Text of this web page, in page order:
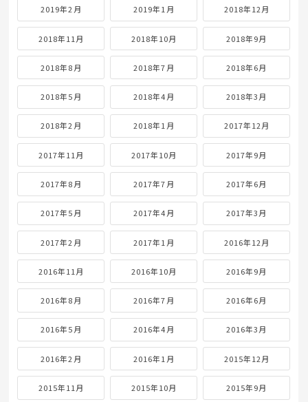
2019年2月 2019年1月 2018年12月
2018年11月 2018年10月 2018年9月
2018年8月 2018年7月 2018年6月
2018年5月 2018年4月 2018年3月
2018年2月 2018年1月 2017年12月
2017年11月 2017年10月 2017年9月
2017年8月 2017年7月 2017年6月
2017年5月 2017年4月 2017年3月
2017年2月 2017年1月 2016年12月
2016年11月 2016年10月 2016年9月
2016年8月 2016年7月 2016年6月
2016年5月 2016年4月 2016年3月
2016年2月 2016年1月 2015年12月
2015年11月 2015年10月 2015年9月